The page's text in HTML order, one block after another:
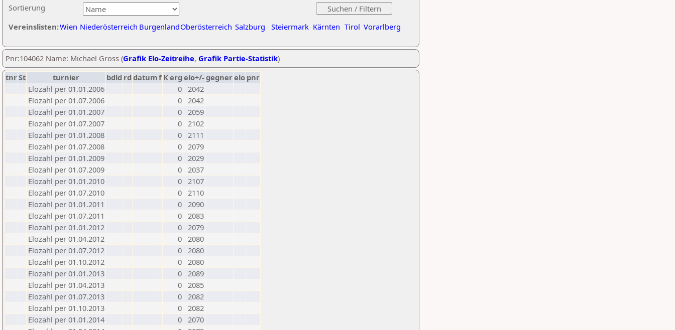
Sortierung
Vereinslisten:Wien Niederösterreich BurgenlandOberösterreich Salzburg Steiermark Kärnten Tirol Vorarlberg
Pnr:104062 Name: Michael Gross (Grafik Elo-Zeitreihe, Grafik Partie-Statistik)
tnrSt turnier bdld rd datumf Kerg elo+/-gegnerelo pnr
Elozahl per 01.01.2006
0 2042
Elozahl per 01.07.2006
0 2042
Elozahl per 01.01.2007
0 2059
Elozahl per 01.07.2007
0 2102
Elozahl per 01.01.2008
0 2111
Elozahl per 01.07.2008
0 2079
Elozahl per 01.01.2009
0 2029
Elozahl per 01.07.2009
0 2037
Elozahl per 01.01.2010
0 2107
Elozahl per 01.07.2010
0 2110
Elozahl per 01.01.2011
0 2090
Elozahl per 01.07.2011
0 2083
Elozahl per 01.01.2012
0 2079
Elozahl per 01.04.2012
0 2080
Elozahl per 01.07.2012
0 2080
Elozahl per 01.10.2012
0 2080
Elozahl per 01.01.2013
0 2089
Elozahl per 01.04.2013
0 2085
Elozahl per 01.07.2013
0 2082
Elozahl per 01.10.2013
0 2082
Elozahl per 01.01.2014
0 2070